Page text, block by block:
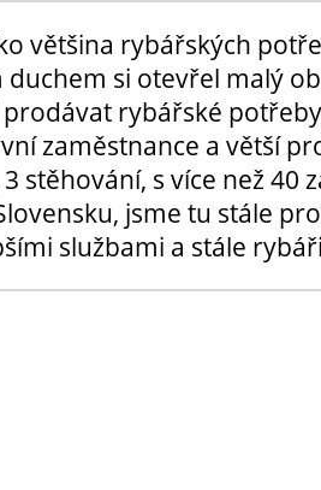
většina rybářských
si otevřel malý
prodávat rybářské
zaměstnance a větší
stěhování, s více než 40
jsme tu stále
službami a stále